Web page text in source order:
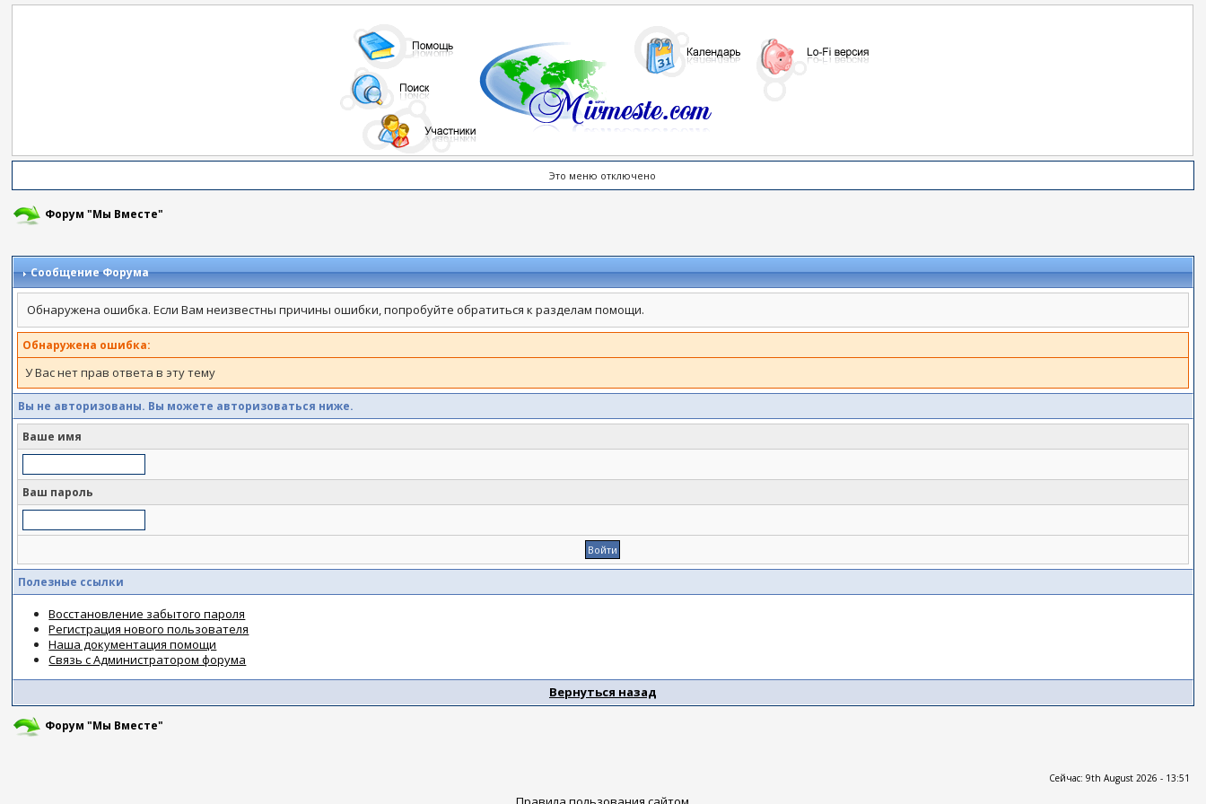
Это меню отключено
Форум "Мы Вместе"
Сообщение Форума
Обнаружена ошибка. Если Вам неизвестны причины ошибки, попробуйте обратиться к разделам помощи.
Обнаружена ошибка:
У Вас нет прав ответа в эту тему
Вы не авторизованы. Вы можете авторизоваться ниже.
Ваше имя
Ваш пароль
Полезные ссылки
Восстановление забытого пароля
Регистрация нового пользователя
Наша документация помощи
Связь с Администратором форума
Вернуться назад
Форум "Мы Вместе"
Сейчас: 9th August 2026 - 13:51